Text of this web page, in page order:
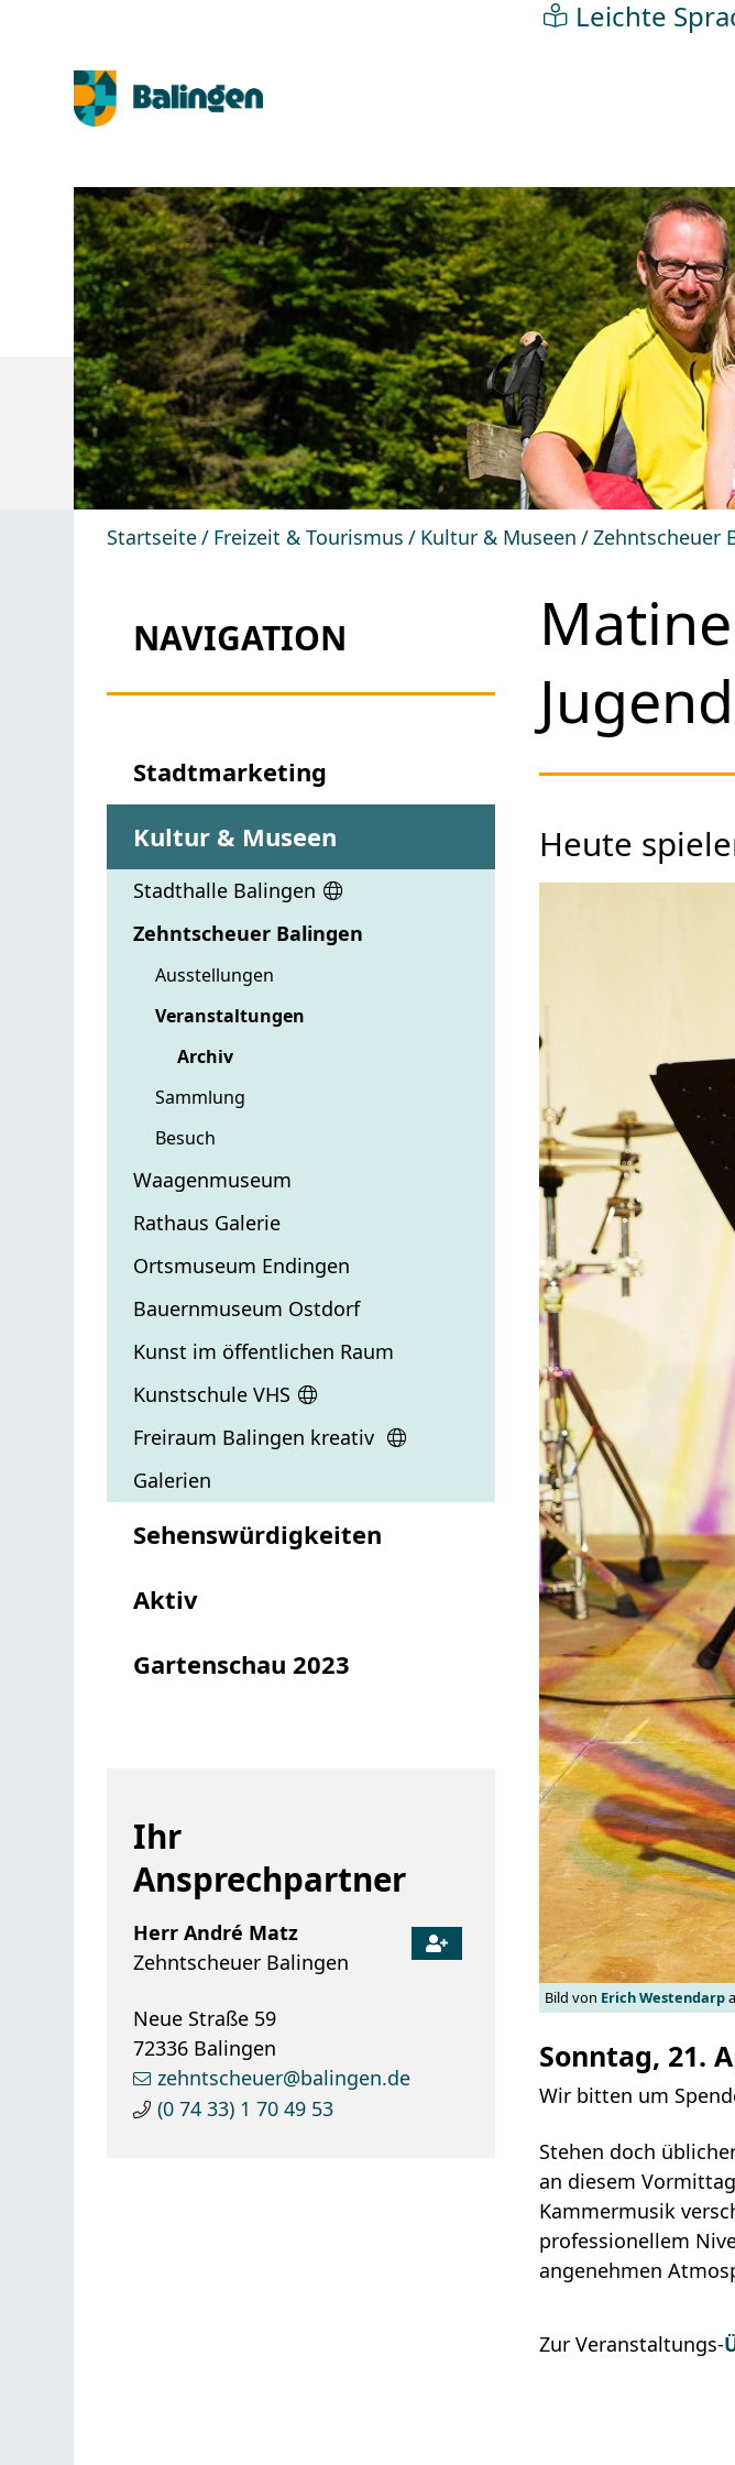
Leichte
Startseite Freizeit & Tourismus Kultur & Museen Zehntscheuer
NAVIGATION
Stadtmarketing
Kultur & Museen
Stadthalle Balingen
Zehntscheuer Balingen
Ausstellungen
Veranstaltungen
Archiv
Sammlung
Besuch
Waagenmuseum
Rathaus Galerie
Ortsmuseum Endingen
Bauernmuseum Ostdorf
Kunst im öffentlichen Raum
Kunstschule VHS
Freiraum Balingen kreativ
Galerien
Sehenswürdigkeiten
Aktiv
Gartenschau 2023
Ihr
Ansprechpartner
Herr André Matz
Zehntscheuer Balingen
Neue Straße 59
72336 Balingen
zehntscheuer@balingen.de
(0 74 33) 1 70 49 53
Heute
Bild von Erich Westendarp
Sonntag, 21.
Wir bitten um
Stehen doch
an diesem
Kammermusik
professionellem
angenehmen
Zur Veranstaltungs-